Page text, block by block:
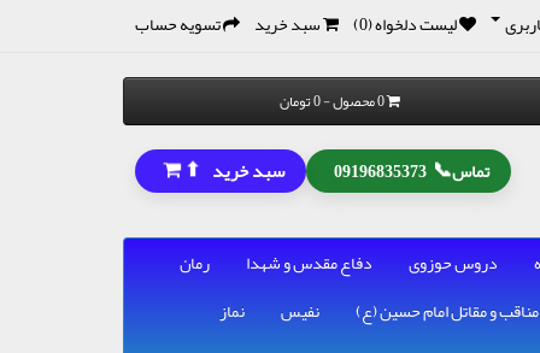
لیست دلخواه (0) سبد خرید تسویه حساب
0 محصول - 0 تومان
تماس📞
09196835373 سبد خرید ⬆
دروس حوزوی دفاع مقدس و شهدا
رمان
مناقب و مقاتل امام حسین (ع) نفیس
نماز